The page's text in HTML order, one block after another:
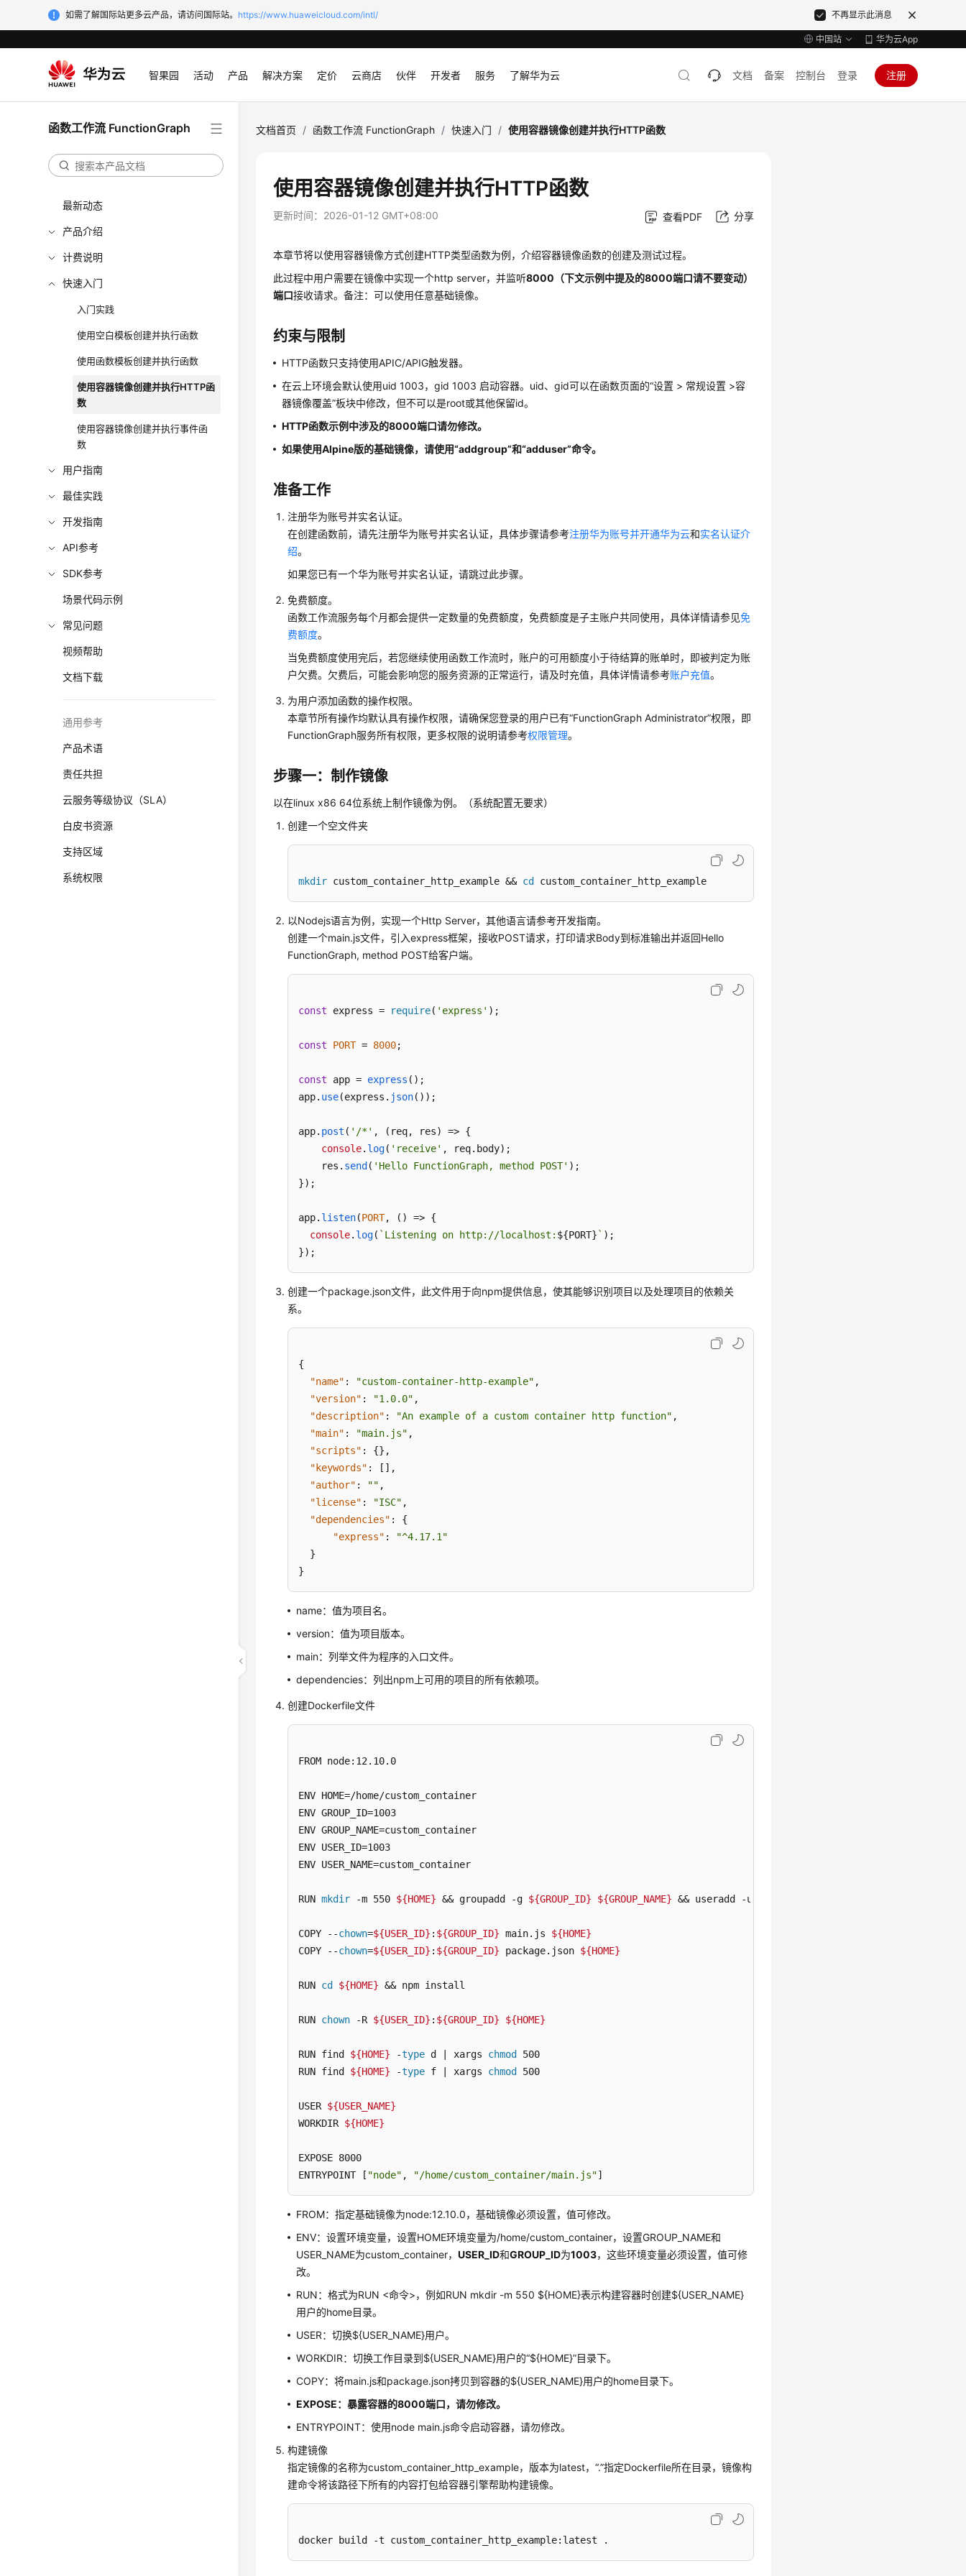
如需了解国际站更多云产品，请访问国际站。 https://www.huaweicloud.com/intl/ 不再显示此消息
中国站 华为云App
智果园 活动 产品 解决方案 定价 云商店 伙伴 开发者 服务 了解华为云 文档 备案 控制台 登录 注册
函数工作流 FunctionGraph
最新动态
产品介绍
计费说明
快速入门
入门实践
使用空白模板创建并执行函数
使用函数模板创建并执行函数
使用容器镜像创建并执行HTTP函
数
使用容器镜像创建并执行事件函
数
用户指南
最佳实践
开发指南
API参考
SDK参考
场景代码示例
常见问题
视频帮助
文档下载
通用参考
产品术语
责任共担
云服务等级协议（SLA）
白皮书资源
支持区域
系统权限
文档首页 / 函数工作流 FunctionGraph / 快速入门 / 使用容器镜像创建并执行HTTP函数
使用容器镜像创建并执行HTTP函数
更新时间： 2026-01-12 GMT+08:00 查看PDF 分享
本章节将以使用容器镜像方式创建HTTP类型函数为例，介绍容器镜像函数的创建及测试过程。
此过程中用户需要在镜像中实现一个http server，并监听8000（下文示例中提及的8000端口请不要变动）
端口接收请求。备注：可以使用任意基础镜像。
约束与限制
HTTP函数只支持使用APIC/APIG触发器。
在云上环境会默认使用uid 1003，gid 1003 启动容器。uid、gid可以在函数页面的“设置 > 常规设置 >容
器镜像覆盖”板块中修改，但不可以是root或其他保留id。
HTTP函数示例中涉及的8000端口请勿修改。
如果使用Alpine版的基础镜像，请使用“addgroup”和“adduser”命令。
准备工作
注册华为账号并实名认证。
在创建函数前，请先注册华为账号并实名认证，具体步骤请参考注册华为账号并开通华为云和实名认证介
绍。
如果您已有一个华为账号并实名认证，请跳过此步骤。
免费额度。
函数工作流服务每个月都会提供一定数量的免费额度，免费额度是子主账户共同使用，具体详情请参见免
费额度。
当免费额度使用完后，若您继续使用函数工作流时，账户的可用额度小于待结算的账单时，即被判定为账
户欠费。欠费后，可能会影响您的服务资源的正常运行，请及时充值，具体详情请参考账户充值。
为用户添加函数的操作权限。
本章节所有操作均默认具有操作权限，请确保您登录的用户已有“FunctionGraph Administrator”权限，即
FunctionGraph服务所有权限，更多权限的说明请参考权限管理。
步骤一：制作镜像
以在linux x86 64位系统上制作镜像为例。（系统配置无要求）
创建一个空文件夹
mkdir custom_container_http_example && cd custom_container_http_example
以Nodejs语言为例，实现一个Http Server，其他语言请参考开发指南。
创建一个main.js文件，引入express框架，接收POST请求，打印请求Body到标准输出并返回Hello
FunctionGraph, method POST给客户端。
const express = require( 'express' );
const PORT = 8000;
const app = express ();
app. use(express. json());
app. post ( '/*' , ( req, res) => {
console. log( 'receive' , req. body);
    res.
send ( 'Hello FunctionGraph, method POST' );
});
app. listen(PORT, () => {
console. log( `Listening on http://localhost: ${PORT} ` );
});
创建一个package.json文件，此文件用于向npm提供信息，使其能够识别项目以及处理项目的依赖关
系。
{
"name" : "custom-container-http-example" ,
"version" : "1.0.0" ,
"description" : "An example of a custom container http function" ,
"main" : "main.js" ,
"scripts" : {} ,
"keywords" : [ ] ,
"author" : "" ,
"license" : "ISC" ,
"dependencies" :
{
"express" :
"^4.17.1"
}
}
name：值为项目名。
version：值为项目版本。
main：列举文件为程序的入口文件。
dependencies：列出npm上可用的项目的所有依赖项。
创建Dockerfile文件
FROM node:12.10.0
ENV HOME=/home/custom_container
ENV GROUP_ID=1003
ENV GROUP_NAME=custom_container
ENV USER_ID=1003
ENV USER_NAME=custom_container
RUN mkdir -m 550 ${HOME} && groupadd -g ${GROUP_ID} ${GROUP_NAME} && useradd -u
COPY --chown=${USER_ID} : ${GROUP_ID} main.js ${HOME}
COPY --chown=${USER_ID} : ${GROUP_ID} package.json ${HOME}
RUN cd ${HOME} && npm install
RUN chown -R ${USER_ID} : ${GROUP_ID} ${HOME}
RUN find ${HOME} -type d | xargs chmod
500
RUN find ${HOME} -type f | xargs chmod 500
USER ${USER_NAME}
WORKDIR ${HOME}
EXPOSE 8000
ENTRYPOINT [ "node" , "/home/custom_container/main.js"]
FROM：指定基础镜像为node:12.10.0，基础镜像必须设置，值可修改。
ENV：设置环境变量，设置HOME环境变量为/home/custom_container，设置GROUP_NAME和
USER_NAME为custom_container，USER_ID和GROUP_ID为1003，这些环境变量必须设置，值可修
改。
RUN：格式为RUN <命令>，例如RUN mkdir -m 550 ${HOME}表示构建容器时创建${USER_NAME}
用户的home目录。
USER：切换${USER_NAME}用户。
WORKDIR：切换工作目录到${USER_NAME}用户的“${HOME}”目录下。
COPY：将main.js和package.json拷贝到容器的${USER_NAME}用户的home目录下。
EXPOSE：暴露容器的8000端口，请勿修改。
ENTRYPOINT：使用node main.js命令启动容器，请勿修改。
构建镜像
指定镜像的名称为custom_container_http_example，版本为latest，“.”指定Dockerfile所在目录，镜像构
建命令将该路径下所有的内容打包给容器引擎帮助构建镜像。
docker build -t custom_container_http_example:latest .